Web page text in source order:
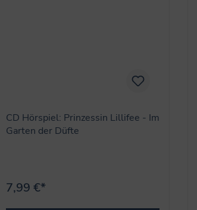
CD Hörspiel: Prinzessin Lillifee - Im
Garten der Düfte
7,99 €*